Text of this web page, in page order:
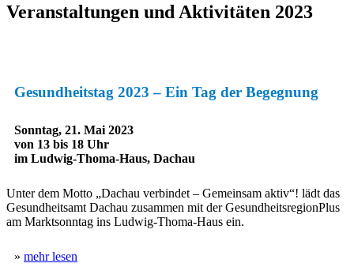
Veranstaltungen und Aktivitäten 2023
Gesundheitstag 2023 – Ein Tag der Begegnung
Sonntag, 21. Mai 2023
von 13 bis 18 Uhr
im Ludwig-Thoma-Haus, Dachau
Unter dem Motto „Dachau verbindet – Gemeinsam aktiv“! lädt das
Gesundheitsamt Dachau zusammen mit der GesundheitsregionPlus
am Marktsonntag ins Ludwig-Thoma-Haus ein.
» mehr lesen